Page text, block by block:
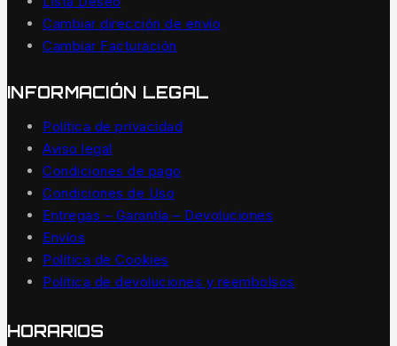
Cambiar dirección de envío
Cambiar Facturación
INFORMACIÓN LEGAL
Política de privacidad
Aviso legal
Condiciones de pago
Condiciones de Uso
Entregas – Garantía – Devoluciones
Envíos
Política de Cookies
Política de devoluciones y reembolsos
HORARIOS